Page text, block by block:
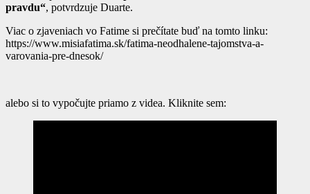
pravdu“, potvrdzuje Duarte.
Viac o zjaveniach vo Fatime si prečítate buď na tomto linku:
https://www.misiafatima.sk/fatima-neodhalene-tajomstva-a-
varovania-pre-dnesok/
alebo si to vypočujte priamo z videa. Kliknite sem: